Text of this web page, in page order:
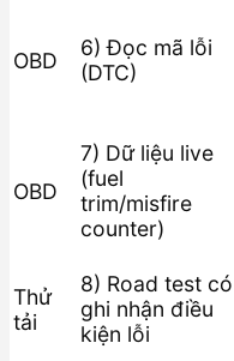
OBD
6) Đọc mã lỗi
(DTC)
OBD
7) Dữ liệu live
(fuel
trim/misfire
counter)
Thử
tải
8) Road test có
ghi nhận điều
kiện lỗi